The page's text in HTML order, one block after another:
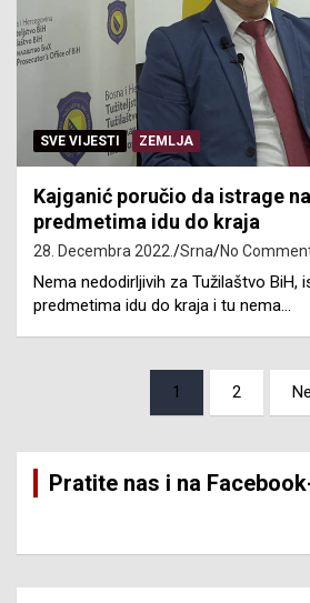
SVE VIJESTI ZEMLJA
Kajganić poručio da istrage
predmetima idu do kraja
28. Decembra 2022. Srna No
Nema nedodirljivih za Tužilaštvo BiH,
predmetima idu do kraja i tu nema…
1 2
Pratite nas i na